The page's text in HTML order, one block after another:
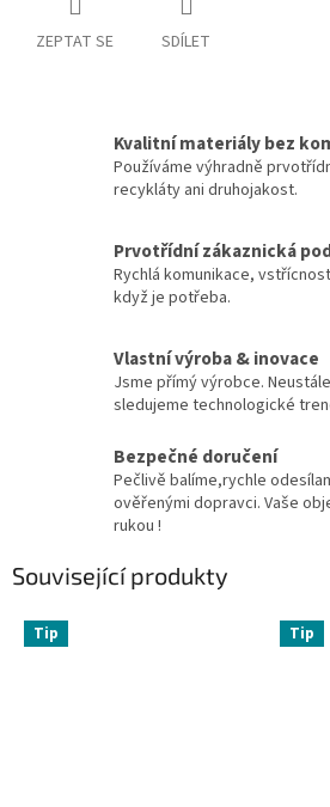
ZEPTAT SE SDÍLET
Kvalitní materiály bez
Používáme výhradně
recykláty ani druhojakost.
Prvotřídní zákaznická
Rychlá komunikace,
když je potřeba.
Vlastní výroba & inovace
Jsme přímý výrobce.
sledujeme technologické
Bezpečné doručení
Pečlivě balíme,rychle
ověřenými dopravci. Vaše
rukou !
Související produkty
Tip Tip